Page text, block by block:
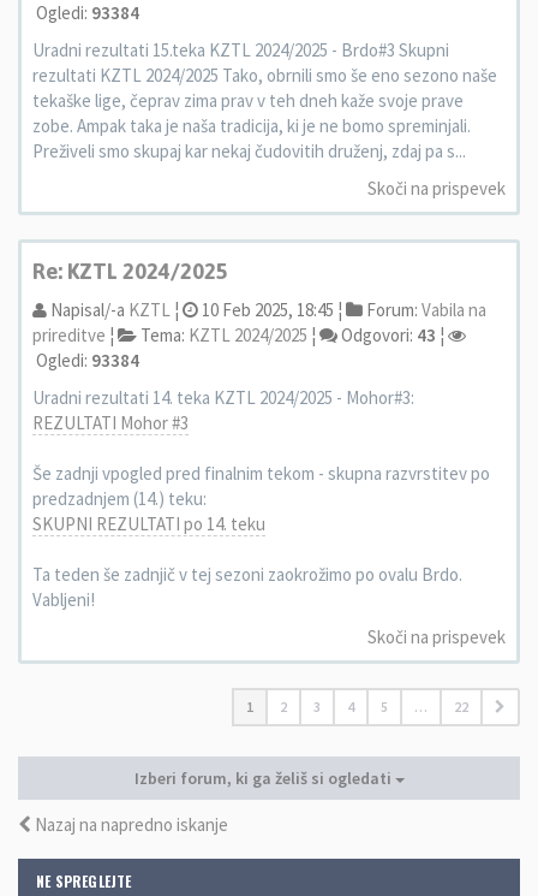
NE SPREGLEJTE
Ogledi: 93384
Uradni rezultati 15.teka KZTL 2024/2025 - Brdo#3 Skupni
rezultati KZTL 2024/2025 Tako, obrnili smo še eno sezono naše
tekaške lige, čeprav zima prav v teh dneh kaže svoje prave
zobe. Ampak taka je naša tradicija, ki je ne bomo spreminjali.
Preživeli smo skupaj kar nekaj čudovitih druženj, zdaj pa s...
Skoči na prispevek
Re: KZTL 2024/2025
Napisal/-a KZTL ¦ 10 Feb 2025, 18:45 ¦ Forum: Vabila na
prireditve ¦ Tema: KZTL 2024/2025 ¦ Odgovori: 43 ¦
Ogledi: 93384
Uradni rezultati 14. teka KZTL 2024/2025 - Mohor#3:
REZULTATI Mohor #3
Še zadnji vpogled pred finalnim tekom - skupna razvrstitev po
predzadnjem (14.) teku:
SKUPNI REZULTATI po 14. teku
Ta teden še zadnjič v tej sezoni zaokrožimo po ovalu Brdo.
Vabljeni!
Skoči na prispevek
1 2 3 4 5 … 22
Izberi forum, ki ga želiš si ogledati
Nazaj na napredno iskanje